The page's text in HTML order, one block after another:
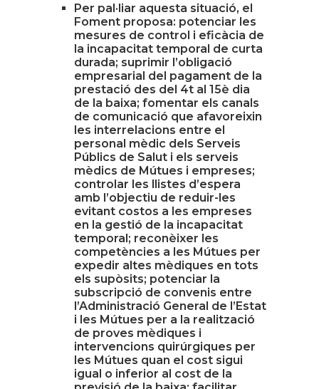
Per pal·liar aquesta situació, el
Foment proposa: potenciar les
mesures de control i eficàcia de
la incapacitat temporal de curta
durada; suprimir l’obligació
empresarial del pagament de la
prestació des del 4t al 15è dia
de la baixa; fomentar els canals
de comunicació que afavoreixin
les interrelacions entre el
personal mèdic dels Serveis
Públics de Salut i els serveis
mèdics de Mútues i empreses;
controlar les llistes d’espera
amb l’objectiu de reduir-les
evitant costos a les empreses
en la gestió de la incapacitat
temporal; reconèixer les
competències a les Mútues per
expedir altes mèdiques en tots
els supòsits; potenciar la
subscripció de convenis entre
l’Administració General de l’Estat
i les Mútues per a la realització
de proves mèdiques i
intervencions quirúrgiques per
les Mútues quan el cost sigui
igual o inferior al cost de la